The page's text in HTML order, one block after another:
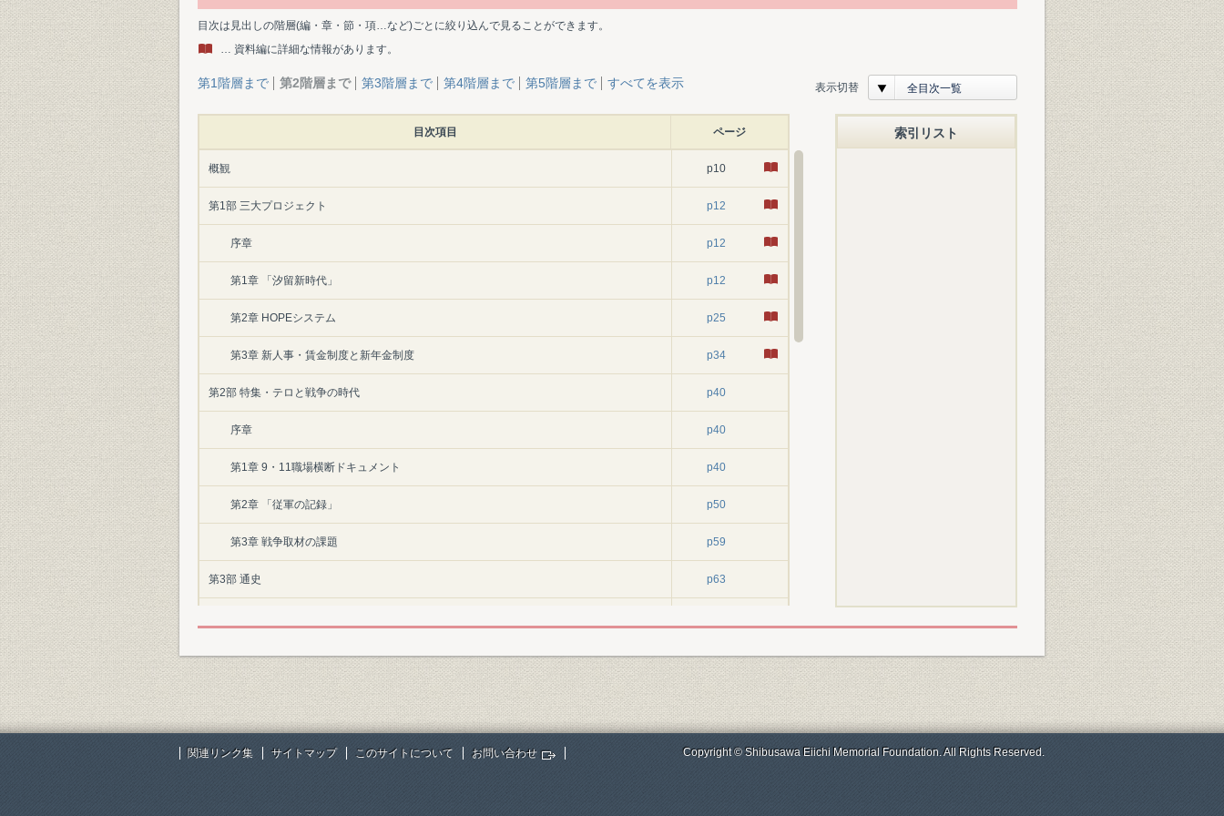
目次は見出しの階層(編・章・節・項…など)ごとに絞り込んで見ることができます。
… 資料編に詳細な情報があります。
第1階層まで 第2階層まで 第3階層まで 第4階層まで 第5階層まで すべてを表示 表示切替 全目次一覧
目次項目 ページ
概観 p10
第1部 三大プロジェクト p12
序章 p12
第1章 「汐留新時代」 p12
第2章 HOPEシステム p25
第3章 新人事・賃金制度と新年金制度 p34
第2部 特集・テロと戦争の時代 p40
序章 p40
第1章 9・11職場横断ドキュメント p40
第2章 「従軍の記録」 p50
第3章 戦争取材の課題 p59
第3部 通史 p63
第2章 斎田時代(98・6・18―02・12・12) p99
第3章 山内時代(02・12・12―05・6・16) p171
第4章 石川時代(05・6・16―) p232
索引リスト
関連リンク集 サイトマップ このサイトについて お問い合わせ Copyright © Shibusawa Eiichi Memorial Foundation. All Rights Reserved.